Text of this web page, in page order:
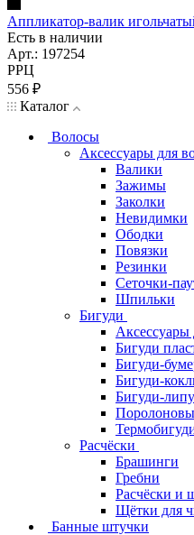
Аппликатор-валик
Есть в наличии
Арт.: 197254
РРЦ
556 ₽
Каталог
Волосы
Аксессуары для
Валики
Зажимы
Заколки
Невидимки
Ободки
Повязки
Резинки
Сеточки-
Шпильки
Бигуди
Аксессуары
Бигуди
Бигуди-
Бигуди-
Бигуди-
Расчёски
Брашинги
Гребни
Расчёски и
Щётки для
Банные штучки